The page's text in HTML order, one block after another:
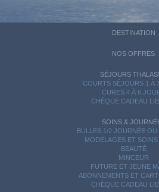
DESTINATION
NOS OFFRES
SÉJOURS
COURTS SÉJOURS 1 À
CURES 4 À 6
CHÈQUE CADEAU
SOINS &
BULLES 1/2 JOURNÉE
MODELAGES ET
BEAUTÉ
MINCEUR
FUTURE ET JEUNE
ABONNEMENTS ET
CHÈQUE CADEAU